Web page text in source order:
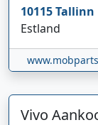
10115Tallinn
Estland
Vivo